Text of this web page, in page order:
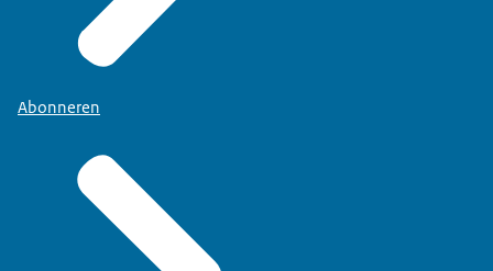
Abonneren